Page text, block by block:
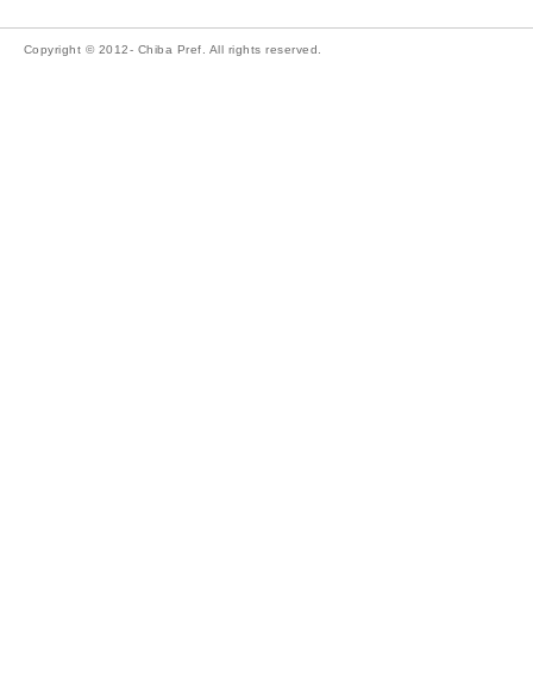
Copyright © 2012- Chiba Pref. All rights reserved.